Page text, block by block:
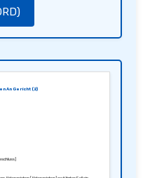
An Gericht (2)